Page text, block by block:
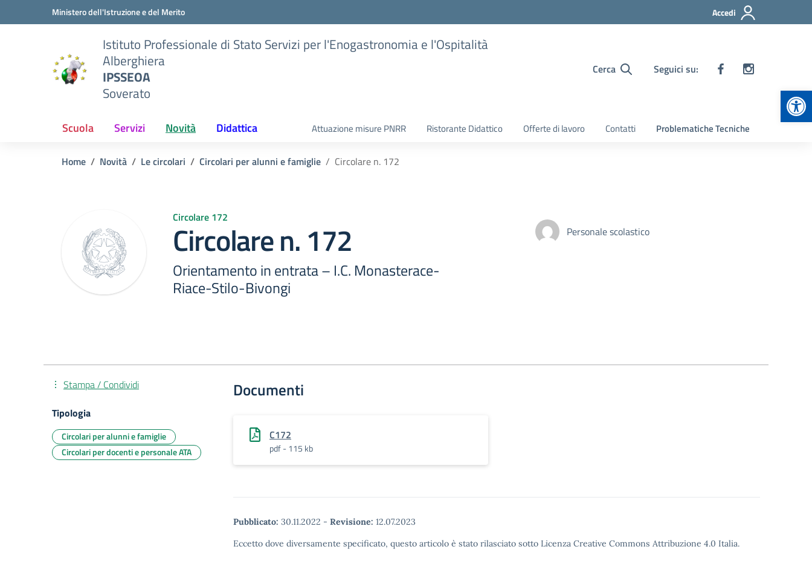
Vai ai contenuti
Vai al menu di navigazioneMinistero dell'Istruzione e del Merito Accedi
Istituto Professionale di Stato Servizi per l'Enogastronomia e l'Ospitalità
Alberghiera
IPSSEOA
Soverato
Cerca Seguici su:
Scuola Servizi Novità Didattica Attuazione misure PNRR Ristorante Didattico Offerte di lavoro Contatti Problematiche Tecniche
Home Novità Le circolari Circolari per alunni e famiglie Circolare n. 172
Circolare 172
Circolare n. 172
Orientamento in entrata – I.C. Monasterace-
Riace-Stilo-Bivongi
Personale scolastico
Documenti
C172
pdf - 115 kb
Pubblicato: 30.11.2022 - Revisione: 12.07.2023
Eccetto dove diversamente specificato, questo articolo è stato rilasciato sotto Licenza Creative Commons Attribuzione 4.0 Italia.
Stampa / Condividi
Tipologia
Circolari per alunni e famiglie
Circolari per docenti e personale ATA